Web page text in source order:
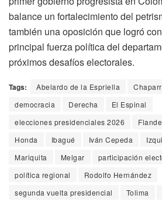
balance un fortalecimiento del
también una oposición que logró
principal fuerza política del
próximos desafíos electorales.
Tags: Abelardo de la Espriella
democracia
Derecha
El Espinal
elecciones presidenciales 2026
Honda
Ibagué Iván Cepeda
Mariquita
Melgar participación
política regional
Rodolfo Hernández
segunda vuelta presidencial
Tolima